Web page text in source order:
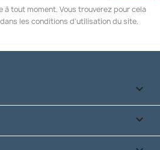
à tout moment. Vous trouverez pour cela
les conditions d'utilisation du site.

